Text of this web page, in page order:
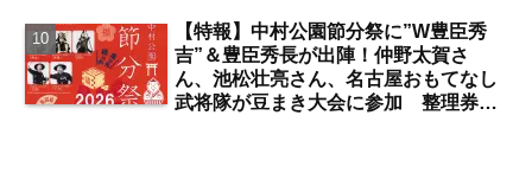
／独自取材】
【特報】中村公園節分祭に”W豊臣秀
吉”＆豊臣秀長が出陣！仲野太賀さ
ん、池松壮亮さん、名古屋おもてなし
武将隊が豆まき大会に参加 整理券を